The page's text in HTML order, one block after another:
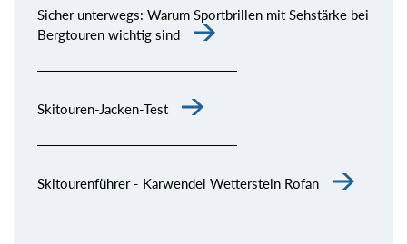
Sicher unterwegs: Warum Sportbrillen mit Sehstärke bei
Bergtouren wichtig sind
Skitouren-Jacken-Test
Skitourenführer - Karwendel Wetterstein Rofan